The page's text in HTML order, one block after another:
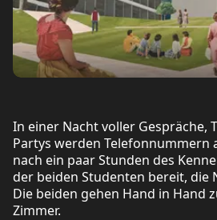
In einer Nacht voller Gespräche,
Partys werden Telefonnummern
nach ein paar Stunden des
der beiden Studenten bereit, die
Die beiden gehen Hand in Hand
Zimmer.